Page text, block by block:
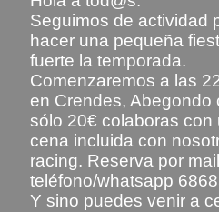
Seguimos de actividad
hacer una pequeña
fuerte la temporada.
Comenzaremos a las
en Crendes,
sólo 20€ colaboras con
cena incluida con
racing. Reserva por
teléfono/whatsapp
Y sino puedes venir a